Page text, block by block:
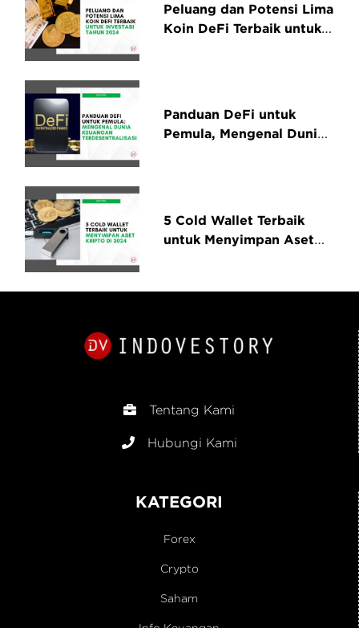
Peluang dan Potensi Lima
Koin DeFi Terbaik untuk
Panduan DeFi untuk
Pemula, Mengenal Dunia
5 Cold Wallet Terbaik
untuk Menyimpan Aset
Tentang Kami
Hubungi Kami
KATEGORI
Forex
Crypto
Saham